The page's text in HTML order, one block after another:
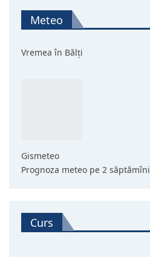
Meteo
Vremea în Bălți
Gismeteo
Prognoza meteo pe 2 săptămîni
Curs